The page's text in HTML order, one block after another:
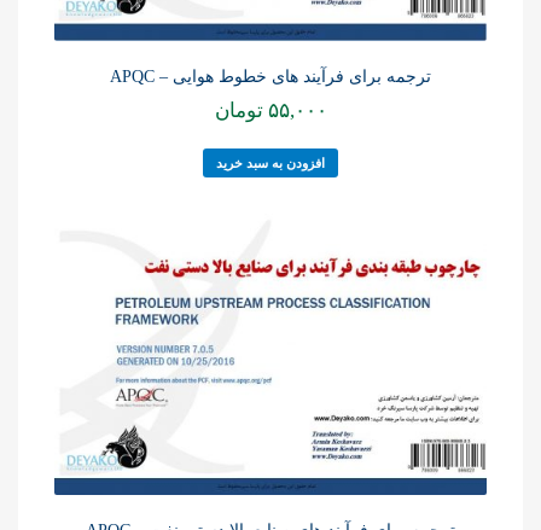
ترجمه برای فرآیند های خطوط هوایی – APQC
۵۵,۰۰۰ تومان
افزودن به سبد خرید